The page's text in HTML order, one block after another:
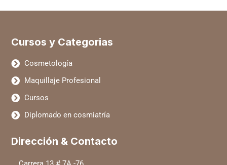
Cursos y Categorias
Cosmetología
Maquillaje Profesional
Cursos
Diplomado en cosmiatría
Dirección & Contacto